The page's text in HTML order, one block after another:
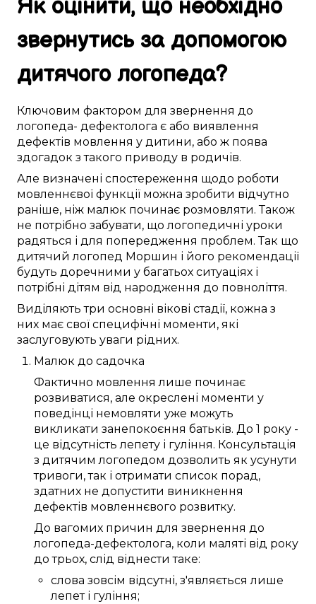
Як оцінити, що необхідно
звернутись за допомогою
дитячого логопеда?
Ключовим фактором для звернення до
логопеда- дефектолога є або виявлення
дефектів мовлення у дитини, або ж поява
здогадок зтакого приводу в родичів.
Але визначені спостереження щодо роботи
мовленнєвої функції можна зробити відчутно
раніше, ніж малюк починає розмовляти.Також
не потрібно забувати, що логопедичні уроки
радяться і для попередження проблем.Так що
дитячий логопед Моршин і його рекомендації
будуть доречними у багатьох ситуаціях і
потрібні дітям від народження до повноліття.
Виділяютьтри основні вікові стадії, кожна з
них має свої специфічні моменти, які
заслуговують уваги рідних.
Малюк до садочка
Фактично мовлення лише починає
розвиватися, але окреслені моменти у
поведінці немовляти уже можуть
викликати занепокоєння батьків. До 1 року -
це відсутністьлепету і гуління. Консультація
з дитячим логопедом дозволить як усунути
тривоги, так і отримати список порад,
здатних не допустити виникнення
дефектів мовленнєвого розвитку.
До вагомих причин для звернення до
логопеда-дефектолога, коли маляті від року
до трьох, слід віднести таке:
слова зовсім відсутні, з'являється лише
лепеті гуління;